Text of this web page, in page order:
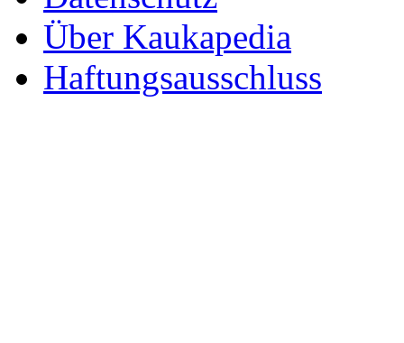
Über Kaukapedia
Haftungsausschluss